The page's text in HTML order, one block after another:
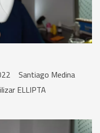
Santiago Medina
ELLIPTA